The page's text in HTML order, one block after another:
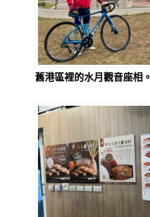
舊港區裡的水月觀音座相。